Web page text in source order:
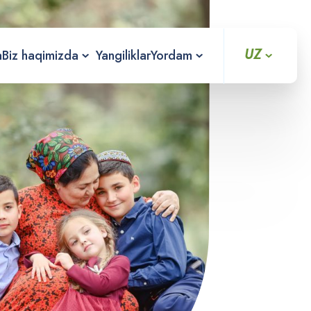
Biz haqimizda YangiliklarYordam UZ